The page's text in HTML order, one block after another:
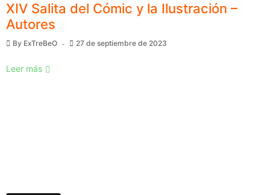
XIV Salita del Cómic y la Ilustración –
Autores
By ExTreBeO 27 de septiembre de 2023
Leer más